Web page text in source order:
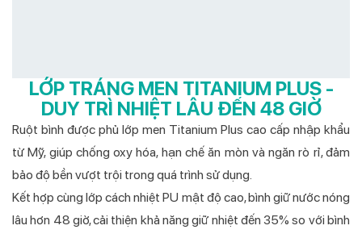
LỚP TRÁNG MEN TITANIUM PLUS -
DUY TRÌ NHIỆT LÂU ĐẾN 48 GIỜ
Ruột bình được phủ lớp men Titanium Plus cao cấp nhập khẩu
từ Mỹ, giúp chống oxy hóa, hạn chế ăn mòn và ngăn rò rỉ, đảm
bảo độ bền vượt trội trong quá trình sử dụng.
Kết hợp cùng lớp cách nhiệt PU mật độ cao, bình giữ nước nóng
lâu hơn 48 giờ, cải thiện khả năng giữ nhiệt đến 35% so với bình